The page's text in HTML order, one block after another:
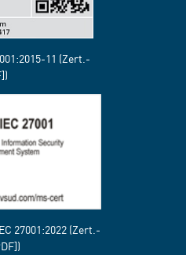
11 (Zert.-
27001:2022 (Zert.-